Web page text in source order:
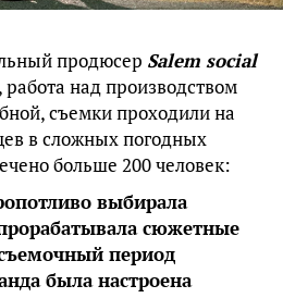
продюсер Salem social
, работа над производством
съемки проходили на
в сложных погодных
больше 200 человек:
выбирала
сюжетные
период
была настроена